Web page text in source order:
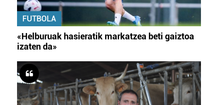
FUTBOLA
«Helburuak hasieratik markatzea beti gaiztoa
izaten da»